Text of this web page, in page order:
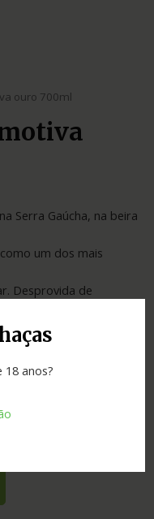
18 anos?
ouro 700ml
Serra Gaúcha, na beira
um dos mais
Desprovida de
região produz cachaça